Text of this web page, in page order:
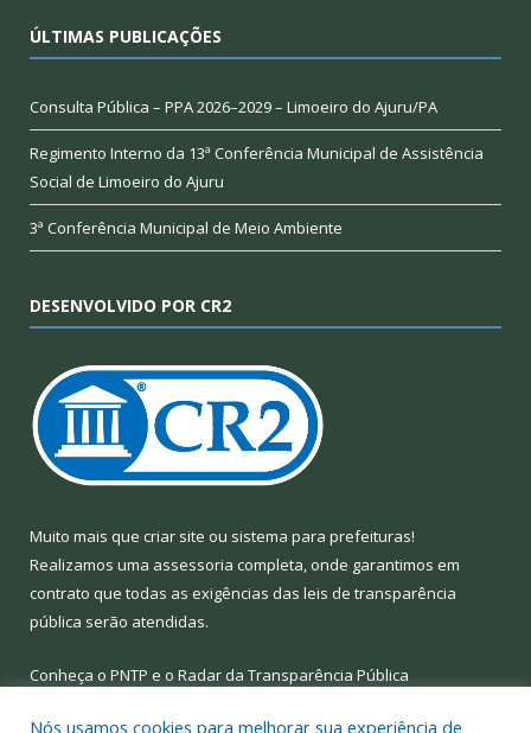
ÚLTIMAS PUBLICAÇÕES
Consulta Pública – PPA 2026–2029 – Limoeiro do Ajuru/PA
Regimento Interno da 13ª Conferência Municipal de Assistência
Social de Limoeiro do Ajuru
3ª Conferência Municipal de Meio Ambiente
DESENVOLVIDO POR CR2
Muito mais que criar site ou sistema para prefeituras!
Realizamos uma assessoria completa, onde garantimos em
contrato que todas as exigências das leis de transparência
pública serão atendidas.
Conheça o PNTP e o Radar da Transparência Pública
Nós usamos cookies para melhorar sua experiência de